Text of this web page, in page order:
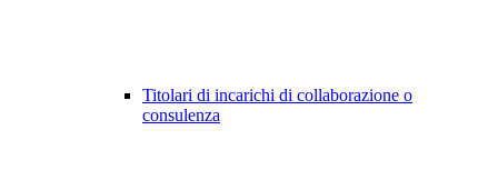
Titolari di incarichi di collaborazione o
consulenza